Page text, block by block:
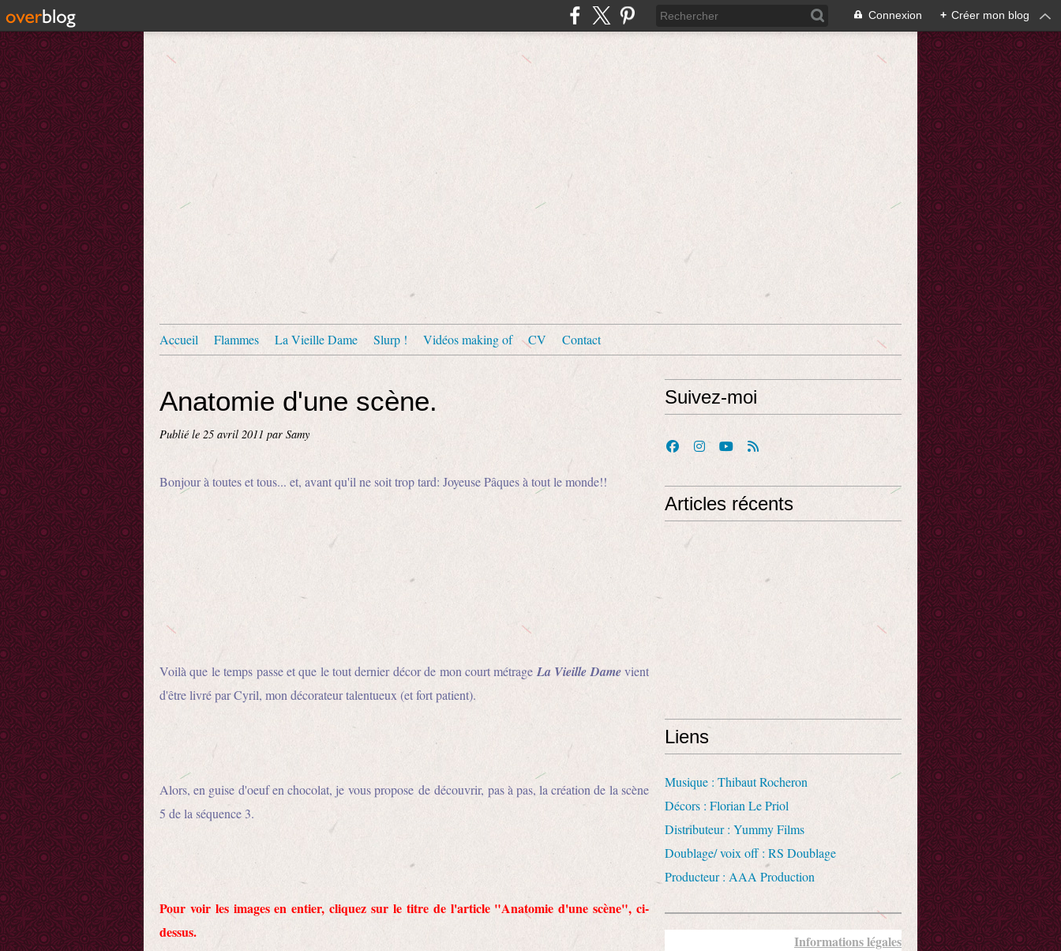
Connexion + Créer mon blog
Accueil Flammes La Vieille Dame Slurp ! Vidéos making of CV Contact
Anatomie d'une scène.
Publié le 25 avril 2011 par Samy
Bonjour à toutes et tous... et, avant qu'il ne soit trop tard: Joyeuse Pâques à tout le monde!!
Voilà que le temps passe et que le tout dernier décor de mon court métrage La Vieille Damevient
d'être livré par Cyril, mon décorateur talentueux (et fort patient).
Alors, en guise d'oeuf en chocolat, je vous propose de découvrir, pas à pas, la création de la scène
5 de la séquence 3.
Pour voir les images en entier, cliquez sur le titre de l'article "Anatomie d'une scène", ci-
dessus.
Suivez-moi
Articles récents
Liens
Musique : Thibaut Rocheron
Décors : Florian Le Priol
Distributeur : Yummy Films
Doublage/ voix off : RS Doublage
Producteur : AAA Production
Informations légales